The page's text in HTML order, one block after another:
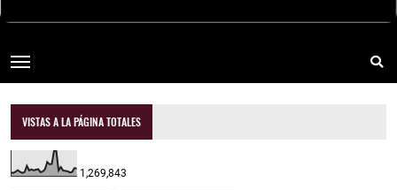
VISTAS A LA PÁGINA TOTALES
1,269,843